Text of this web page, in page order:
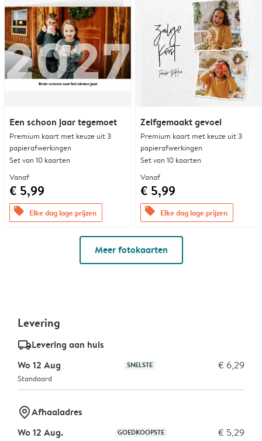
Een schoon jaar tegemoet
Premium kaart met keuze uit 3
papierafwerkingen
Set van 10 kaarten
Vanaf
€ 5,99
offers Elke dag lage prijzen
Zelfgemaakt gevoel
Premium kaart met keuze uit 3
papierafwerkingen
Set van 10 kaarten
Vanaf
€ 5,99
offers Elke dag lage prijzen
Meer fotokaarten
Levering
delivery_standard_v2Levering aan huis
Wo 12 Aug
SNELSTE € 6,29
Standaard
marker-pinAfhaaladres
Wo 12 Aug.
GOEDKOOPSTE € 5,29